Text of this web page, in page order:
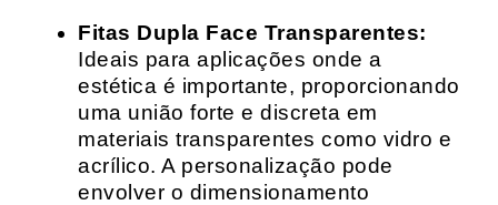
Fitas Dupla Face Transparentes:
Ideais para aplicações onde a
estética é importante, proporcionando
uma união forte e discreta em
materiais transparentes como vidro e
acrílico. A personalização pode
envolver o dimensionamento